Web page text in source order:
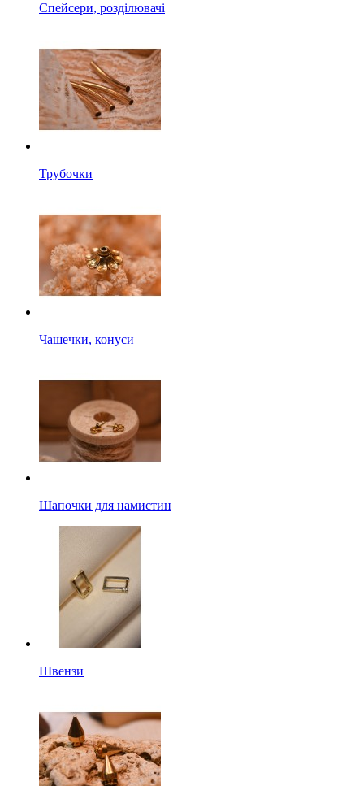
Спейсери, розділювачі
Трубочки
Чашечки, конуси
Шапочки для намистин
Швензи